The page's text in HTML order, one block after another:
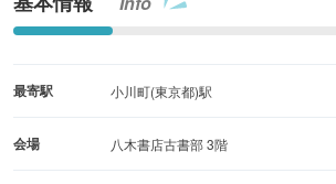
最寄駅 小川町(東京都)駅
会場 八木書店古書部 3階